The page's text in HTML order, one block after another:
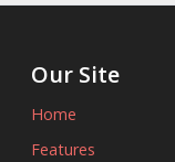
Our Site
Home
Features